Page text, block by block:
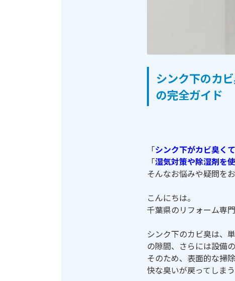
シンク下のカ
の完全ガイド
「シンク下がカビ臭く
「湿気対策や除湿剤を
そんなお悩みや疑問を
こんにちは。
千葉県のリフォーム専
シンク下のカビ臭は、
の隙間、さらには設備
そのため、表面的な掃
快な臭いが戻ってしま